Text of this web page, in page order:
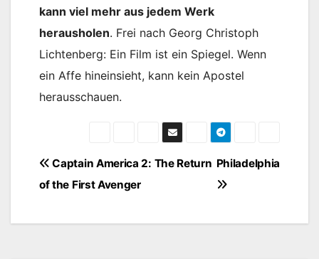
kann viel mehr aus jedem Werk
herausholen. Frei nach Georg Christoph
Lichtenberg: Ein Film ist ein Spiegel. Wenn
ein Affe hineinsieht, kann kein Apostel
herausschauen.
Beitragsnavigation Philadelphia
Captain America 2: The Return
of the First Avenger